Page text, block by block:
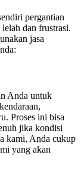
pergantian
dan frustrasi.
jasa
Anda untuk
Proses ini bisa
jika kondisi
kami, Anda cukup
yang akan